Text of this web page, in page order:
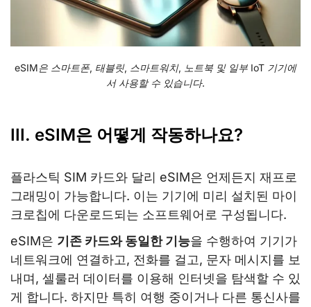
eSIM은 스마트폰, 태블릿, 스마트워치, 노트북 및 일부 IoT 기기에
서 사용할 수 있습니다.
III. eSIM은 어떻게 작동하나요?
플라스틱 SIM 카드와 달리 eSIM은 언제든지 재프로
그래밍이 가능합니다. 이는 기기에 미리 설치된 마이
크로칩에 다운로드되는 소프트웨어로 구성됩니다.
eSIM은 기존 카드와 동일한 기능을 수행하여 기기가
네트워크에 연결하고, 전화를 걸고, 문자 메시지를 보
내며, 셀룰러 데이터를 이용해 인터넷을 탐색할 수 있
게 합니다. 하지만 특히 여행 중이거나 다른 통신사를